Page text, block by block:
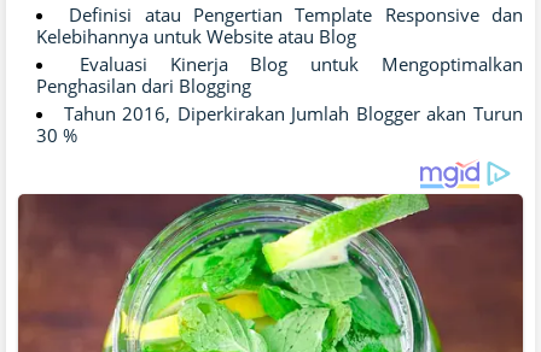
Definisi atau Pengertian Template Responsive dan
Kelebihannya untuk Website atau Blog
Evaluasi Kinerja Blog untuk Mengoptimalkan
Penghasilan dari Blogging
Tahun 2016, Diperkirakan Jumlah Blogger akan Turun
30 %